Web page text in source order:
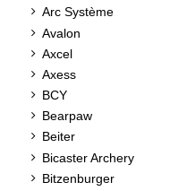
Arc Système
Avalon
Axcel
Axess
BCY
Bearpaw
Beiter
Bicaster Archery
Bitzenburger